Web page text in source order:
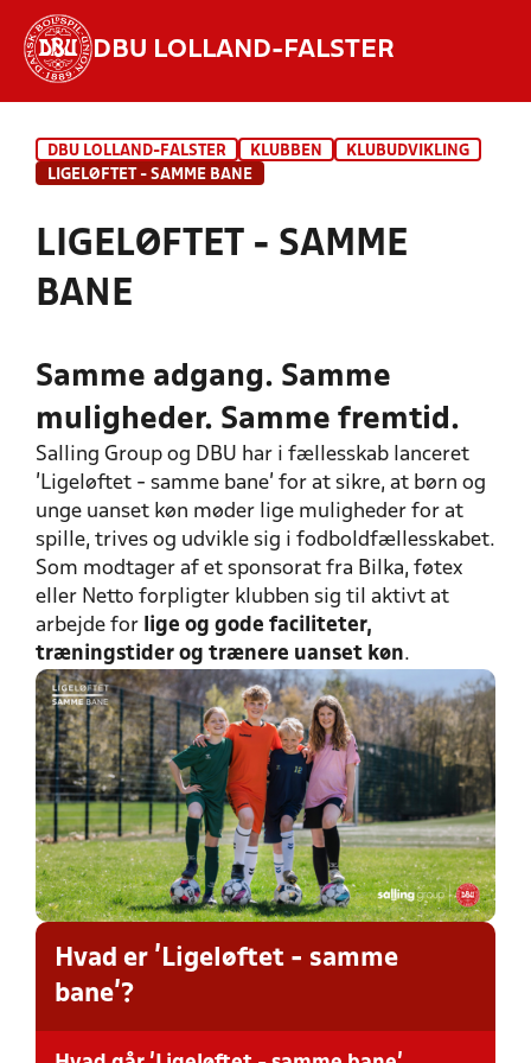
DBU LOLLAND-FALSTER
INDHOLD OG NYHEDER
HOLD
DBU LOLLAND-FALSTER KLUBBEN
KLUBUDVIKLING
LIGELØFTET - SAMME BANE
LIGELØFTET - SAMME
BANE
Samme adgang. Samme
muligheder. Samme fremtid.
Salling Group og DBU har i fællesskab lanceret
'Ligeløftet - samme bane' for at sikre, at børn og
unge uanset køn møder lige muligheder for at
spille, trives og udvikle sig i fodboldfællesskabet.
Som modtager af et sponsorat fra Bilka, føtex
eller Netto forpligter klubben sig til aktivt at
arbejde for lige og gode faciliteter,
træningstider og trænere uanset køn.
Hvad er 'Ligeløftet - samme
bane'?